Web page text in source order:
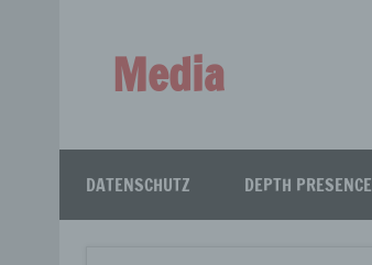
Media
DATENSCHUTZ DEPTH PRESENCE